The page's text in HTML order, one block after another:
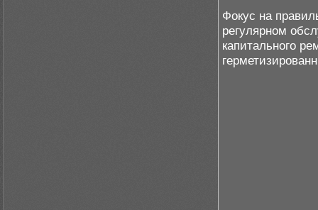
Фокус на
регулярном
капитального